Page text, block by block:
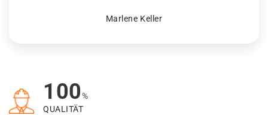
Marlene Keller
100%
QUALITÄT